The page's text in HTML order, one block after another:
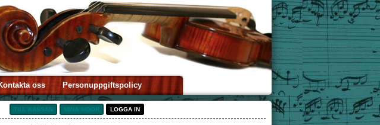
oss Personuppgiftspolicy
TILL KASSAN LOGGA IN